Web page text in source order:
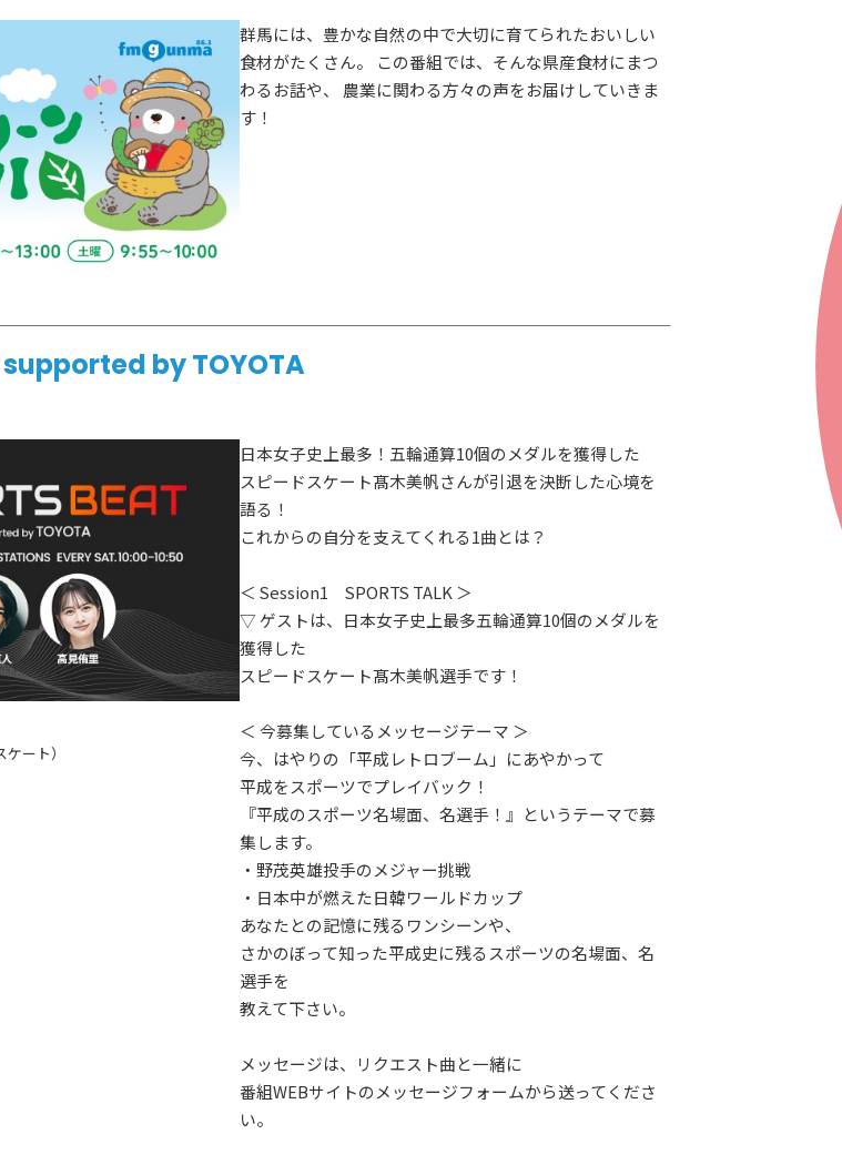
群馬には、豊かな自然の中で大切に育てられたおいしい
食材がたくさん。 この番組では、そんな県産食材にまつ
わるお話や、 農業に関わる方々の声をお届けしていきま
す！
supported by TOYOTA
ート）
日本女子史上最多！五輪通算10個のメダルを獲得した
スピードスケート髙木美帆さんが引退を決断した心境を
語る！
これからの自分を支えてくれる1曲とは？
＜ Session1 SPORTS TALK ＞
▽ ゲストは、日本女子史上最多五輪通算10個のメダルを
獲得した
スピードスケート髙木美帆選手です！
＜ 今募集しているメッセージテーマ ＞
今、はやりの「平成レトロブーム」にあやかって
平成をスポーツでプレイバック！
『平成のスポーツ名場面、名選手！』というテーマで募
集します。
・野茂英雄投手のメジャー挑戦
・日本中が燃えた日韓ワールドカップ
あなたとの記憶に残るワンシーンや、
さかのぼって知った平成史に残るスポーツの名場面、名
選手を
教えて下さい。
メッセージは、リクエスト曲と一緒に
番組WEBサイトのメッセージフォームから送ってくださ
い。